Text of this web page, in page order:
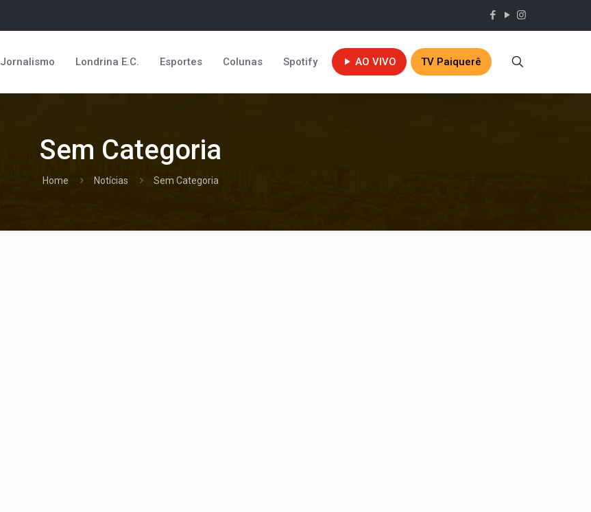
Jornalismo Londrina E.C. Esportes Colunas Spotify AO VIVO TV Paiquerê
Sem Categoria
Home Notícias Sem Categoria